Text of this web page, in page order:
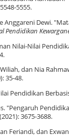
5555.
Anggareni Dewi.
Pendidikan
Nilai-Nilai
dan Nia
35-48.
Pendidikan
"Pengaruh
3675-3688.
Feriandi, dan